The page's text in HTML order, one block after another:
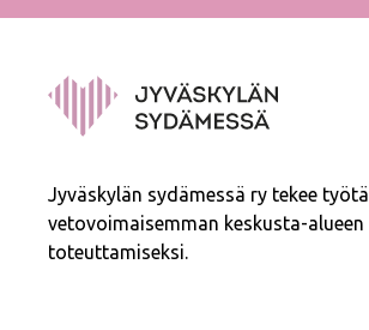
Jyväskylän sydämessä ry tekee työtä
vetovoimaisemman keskusta-alueen
toteuttamiseksi.